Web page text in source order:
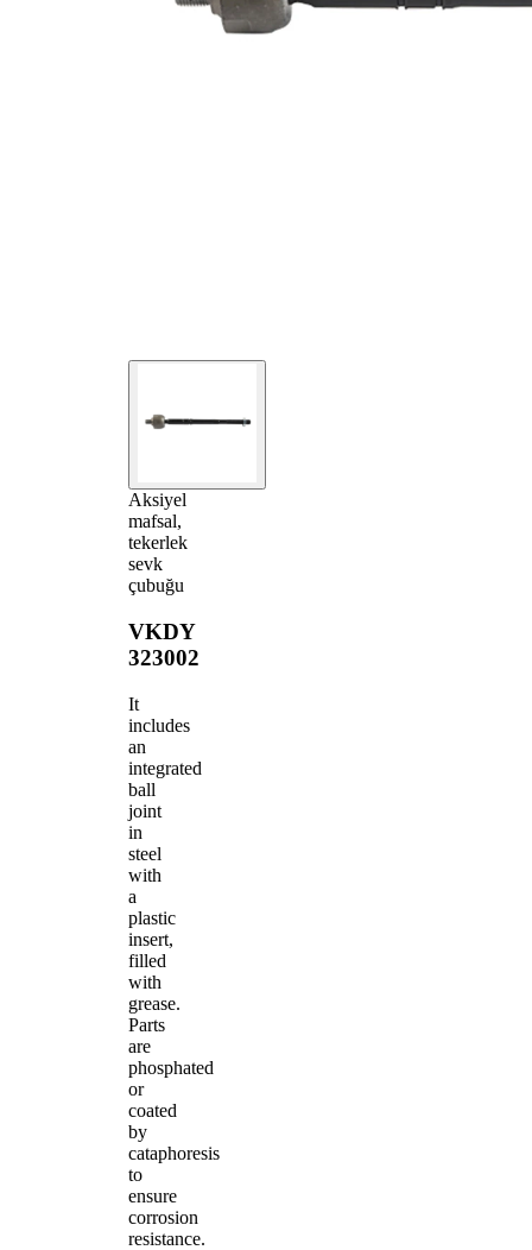
Aksiyel
mafsal,
tekerlek
sevk
çubuğu
VKDY
323002
It
includes
an
integrated
ball
joint
in
steel
with
a
plastic
insert,
filled
with
grease.
Parts
are
phosphated
or
coated
by
cataphoresis
to
ensure
corrosion
resistance.